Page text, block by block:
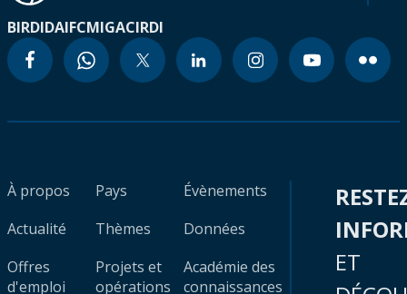
BIRDIDAIFCMIGACIRDI
À propos
Actualité
Offres
d'emploi
Pays
Thèmes
Projets et
opérations
Évènements
Données
Académie des
connaissances
ET